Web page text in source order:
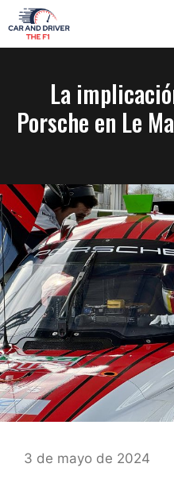
Saltar
al
contenido
La
Porsche en Le
3 de mayo de 2024